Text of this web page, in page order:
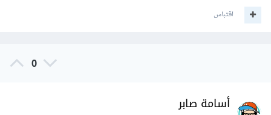
اقتباس
0
أسامة صابر